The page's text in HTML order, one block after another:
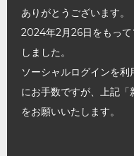
ありがとうございます。
2024年2月26日をもって
しました。
ソーシャルログインを
にお手数ですが、上記
をお願いいたします。